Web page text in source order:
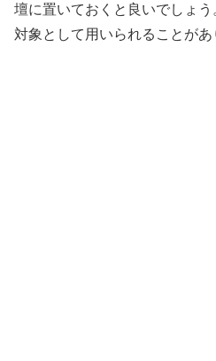
壇に置いておくと良いでしょ
対象として用いられることがあ